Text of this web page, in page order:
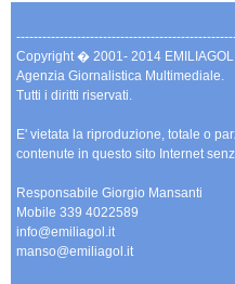
Copyright � 2001- 2014 EMILIAGOL
Agenzia Giornalistica Multimediale.
Tutti i diritti riservati.
E' vietata la riproduzione, totale o
contenute in questo sito Internet
Responsabile Giorgio Mansanti
Mobile 339 4022589
info@emiliagol.it
manso@emiliagol.it